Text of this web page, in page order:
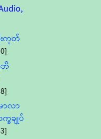
းကုတ်
ဘိ
ာလာ
ခချုပ်